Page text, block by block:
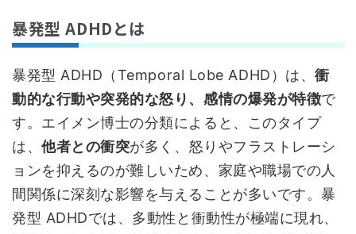
暴発型 ADHDとは
暴発型 ADHD（Temporal Lobe ADHD）は、衝
動的な行動や突発的な怒り、感情の爆発が特徴で
す。エイメン博士の分類によると、このタイプ
は、他者との衝突が多く、怒りやフラストレーシ
ョンを抑えるのが難しいため、家庭や職場での人
間関係に深刻な影響を与えることが多いです。暴
発型 ADHDでは、多動性と衝動性が極端に現れ、